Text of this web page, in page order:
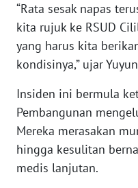
“Rata sesak napas
kita rujuk ke RSUD
yang harus kita
kondisinya,” ujar
Insiden ini bermula
Pembangunan
Mereka merasakan
hingga kesulitan
medis lanjutan.
News
Regional
WN
WN
JAKARTA
WN
JABAR